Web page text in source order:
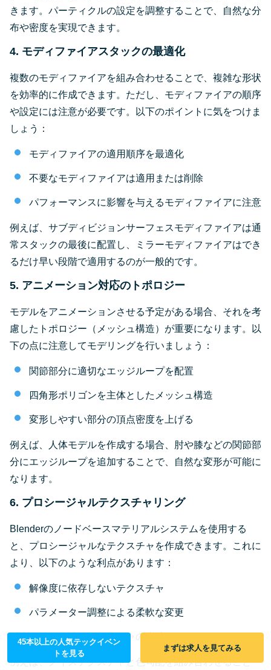
45本以上の人気テックイベン
トを見る
まずは求人を見てみる
きます。パーティクルの設定を調整することで、自然な分
布や密度を実現できます。
4. モディファイアスタックの最適化
複数のモディファイアを組み合わせることで、複雑な形状
を効率的に作成できます。ただし、モディファイアの順序
や設定には注意が必要です。以下のポイントに気をつけま
しょう：
モディファイアの適用順序を最適化
不要なモディファイアは適用または削除
パフォーマンスに影響を与えるモディファイアに注意
例えば、サブディビジョンサーフェスモディファイアは通
常スタックの最後に配置し、ミラーモディファイアはでき
るだけ早い段階で適用するのが一般的です。
5. アニメーション対応のトポロジー
モデルをアニメーションさせる予定がある場合、それを考
慮したトポロジー（メッシュ構造）が重要になります。以
下の点に注意してモデリングを行いましょう：
関節部分に適切なエッジループを配置
四角形ポリゴンを主体としたメッシュ構造
変形しやすい部分の頂点密度を上げる
例えば、人体モデルを作成する場合、肘や膝などの関節部
分にエッジループを追加することで、自然な変形が可能に
なります。
6. プロシージャルテクスチャリング
Blenderのノードベースマテリアルシステムを使用する
と、プロシージャルなテクスチャを作成できます。これに
より、以下のような利点があります：
解像度に依存しないテクスチャ
パラメーター調整による柔軟な変更
シームレスなテクスチャの生成
例えば、ノイズテクスチャと色勾配を組み合わせること